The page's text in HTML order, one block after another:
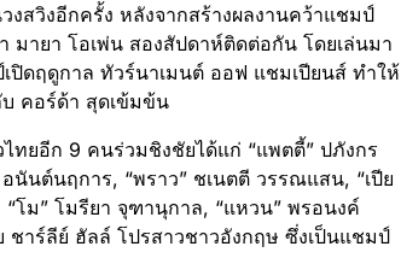
สวิงอีกครั้ง หลังจากสร้างผลงานคว้าแชมป์
มายา โอเพ่น สองสัปดาห์ติดต่อกัน โดยเล่นมา
ดฤดูกาล ทัวร์นาเมนต์ ออฟ แชมเปียนส์ ทำให้
บ คอร์ด้า สุดเข้มข้น
ทยอีก 9 คนร่วมชิงชัยได้แก่ “แพตตี้” ปภังกร
นันต์นฤการ, “พราว” ชเนตตี วรรณแสน, “เปีย
ม” โมรียา จุฑานุกาล, “แหวน” พรอนงค์
ชาร์ลีย์ ฮัลล์ โปรสาวชาวอังกฤษ ซึ่งเป็นแชมป์